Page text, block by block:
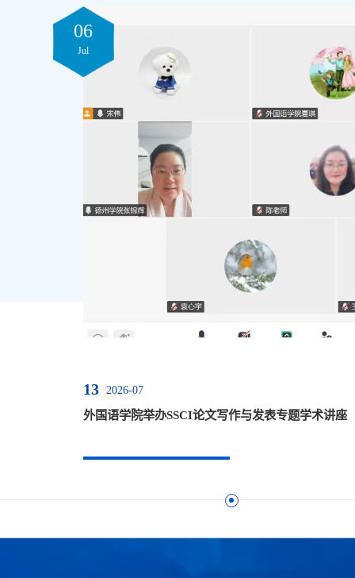
06
Jul
外国语学院开展诚信考试主题教育活
织开展诚信考试主题教育系列活动，
诚信有序的期末考试环境。一、召开
24个班级全部召开诚信考试主题班会
等学校学生管理规定》与《德州学院
13 2026-07
外国语学院举办SSCI论文写作与发表专题学术讲座